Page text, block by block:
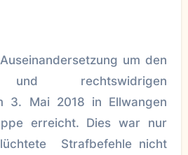
und rechtswidrigen
3. Mai 2018 in Ellwangen
erreicht. Dies war nur
Strafbefehle nicht